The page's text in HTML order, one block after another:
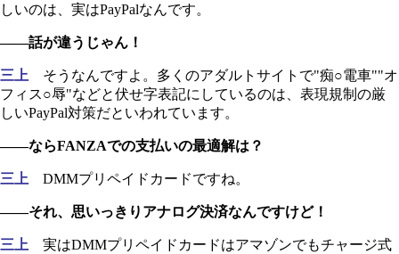
しいのは、実はPayPalなんです。
――話が違うじゃん！
三上 そうなんですよ。多くのアダルトサイトで"痴○電車""オ
フィス○辱"などと伏せ字表記にしているのは、表現規制の厳
しいPayPal対策だといわれています。
――ならFANZAでの支払いの最適解は？
三上 DMMプリペイドカードですね。
――それ、思いっきりアナログ決済なんですけど！
三上 実はDMMプリペイドカードはアマゾンでもチャージ式